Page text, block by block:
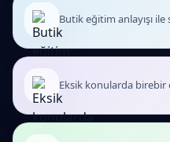
Butik eğitim anlayışı ile
Eksik konularda birebir